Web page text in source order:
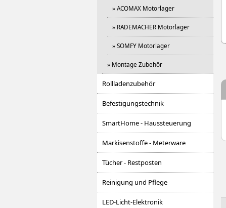
» ACOMAX Motorlager
» RADEMACHER Motorlager
» SOMFY Motorlager
» Montage Zubehör
Rollladenzubehör
Befestigungstechnik
SmartHome - Haussteuerung
Markisenstoffe - Meterware
Tücher - Restposten
Reinigung und Pflege
LED-Licht-Elektronik